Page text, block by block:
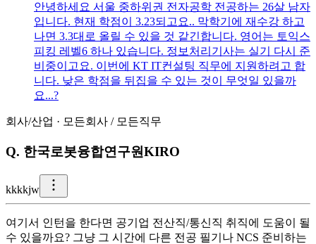
안녕하세요 서울 중하위권 전자공학 전공하는 26살 남자
입니다. 현재 학점이 3.23되고요.. 막학기에 재수강 하고
나면 3.3대로 올릴 수 있을 것 같긴합니다. 영어는 토익스
피킹 레벨6 하나 있습니다. 정보처리기사는 실기 다시 준
비중이고요. 이번에 KT IT컨설팅 직무에 지원하려고 합
니다. 낮은 학점을 뒤집을 수 있는 것이 무엇일 있을까
요...?
회사/산업 · 모든회사 / 모든직무
Q. 한국로봇융합연구원KIRO
kkkkjw
여기서 인턴을 한다면 공기업 전산직/통신직 취직에 도움이 될
수 있을까요? 그냥 그 시간에 다른 전공 필기나 NCS 준비하는